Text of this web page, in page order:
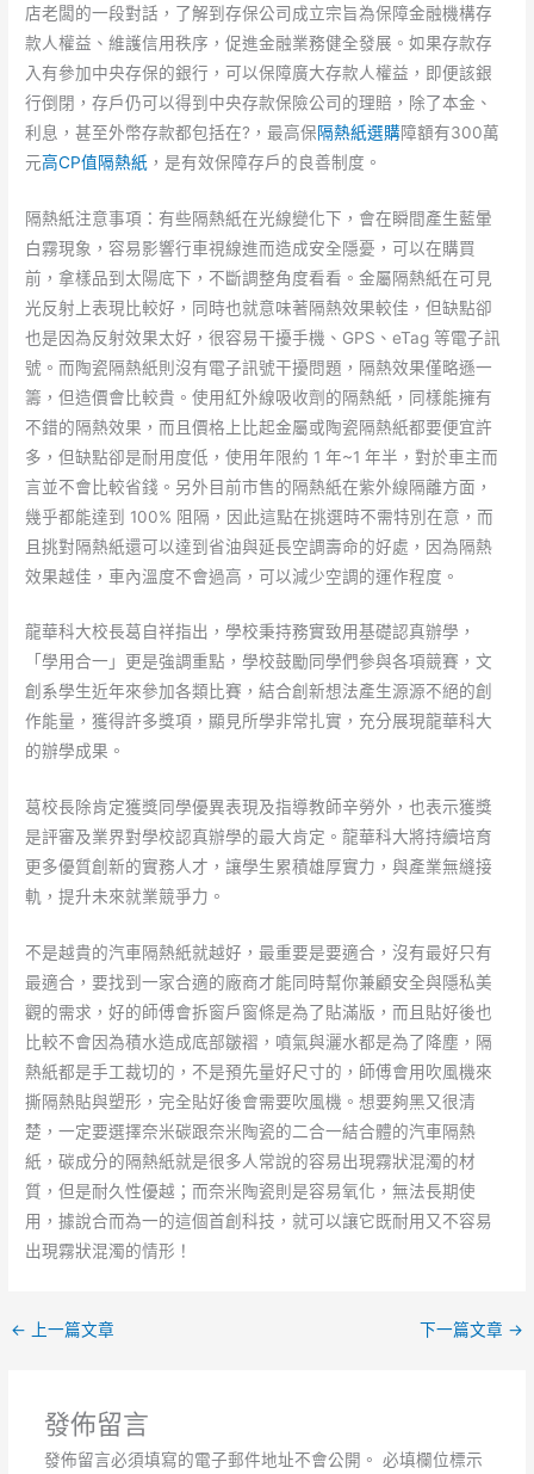
店老闆的一段對話，了解到存保公司成立宗旨為保障金融機構存
款人權益、維護信用秩序，促進金融業務健全發展。如果存款存
入有參加中央存保的銀行，可以保障廣大存款人權益，即便該銀
行倒閉，存戶仍可以得到中央存款保險公司的理賠，除了本金、
利息，甚至外幣存款都包括在?，最高保隔熱紙選購障額有300萬
元高CP值隔熱紙 ，是有效保障存戶的良善制度。
隔熱紙注意事項：有些隔熱紙在光線變化下，會在瞬間產生藍暈
白霧現象，容易影響行車視線進而造成安全隱憂，可以在購買
前，拿樣品到太陽底下，不斷調整角度看看。金屬隔熱紙在可見
光反射上表現比較好，同時也就意味著隔熱效果較佳，但缺點卻
也是因為反射效果太好，很容易干擾手機、GPS、eTag 等電子訊
號。而陶瓷隔熱紙則沒有電子訊號干擾問題，隔熱效果僅略遜一
籌，但造價會比較貴。使用紅外線吸收劑的隔熱紙，同樣能擁有
不錯的隔熱效果，而且價格上比起金屬或陶瓷隔熱紙都要便宜許
多，但缺點卻是耐用度低，使用年限約 1 年~1 年半，對於車主而
言並不會比較省錢。另外目前市售的隔熱紙在紫外線隔離方面，
幾乎都能達到 100% 阻隔，因此這點在挑選時不需特別在意，而
且挑對隔熱紙還可以達到省油與延長空調壽命的好處，因為隔熱
效果越佳，車內溫度不會過高，可以減少空調的運作程度。
龍華科大校長葛自祥指出，學校秉持務實致用基礎認真辦學，
「學用合一」更是強調重點，學校鼓勵同學們參與各項競賽，文
創系學生近年來參加各類比賽，結合創新想法產生源源不絕的創
作能量，獲得許多獎項，顯見所學非常扎實，充分展現龍華科大
的辦學成果。
葛校長除肯定獲獎同學優異表現及指導教師辛勞外，也表示獲獎
是評審及業界對學校認真辦學的最大肯定。龍華科大將持續培育
更多優質創新的實務人才，讓學生累積雄厚實力，與產業無縫接
軌，提升未來就業競爭力。
不是越貴的汽車隔熱紙就越好，最重要是要適合，沒有最好只有
最適合，要找到一家合適的廠商才能同時幫你兼顧安全與隱私美
觀的需求，好的師傅會拆窗戶窗條是為了貼滿版，而且貼好後也
比較不會因為積水造成底部皺褶，噴氣與灑水都是為了降塵，隔
熱紙都是手工裁切的，不是預先量好尺寸的，師傅會用吹風機來
撕隔熱貼與塑形，完全貼好後會需要吹風機。想要夠黑又很清
楚，一定要選擇奈米碳跟奈米陶瓷的二合一結合體的汽車隔熱
紙，碳成分的隔熱紙就是很多人常說的容易出現霧狀混濁的材
質，但是耐久性優越；而奈米陶瓷則是容易氧化，無法長期使
用，據說合而為一的這個首創科技，就可以讓它既耐用又不容易
出現霧狀混濁的情形！
← 上一篇文章 下一篇文章 →
發佈留言
發佈留言必須填寫的電子郵件地址不會公開。 必填欄位標示